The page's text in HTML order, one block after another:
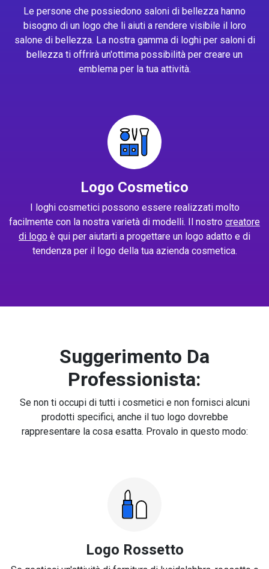
Le persone che possiedono saloni di bellezza hanno
bisogno di un logo che li aiuti a rendere visibile il loro
salone di bellezza. La nostra gamma di loghi per saloni di
bellezza ti offrirà un'ottima possibilità per creare un
emblema per la tua attività.
Logo Cosmetico
I loghi cosmetici possono essere realizzati molto
facilmente con la nostra varietà di modelli. Il nostro creatore
di logo è qui per aiutarti a progettare un logo adatto e di
tendenza per il logo della tua azienda cosmetica.
Suggerimento Da
Professionista:
Se non ti occupi di tutti i cosmetici e non fornisci alcuni
prodotti specifici, anche il tuo logo dovrebbe
rappresentare la cosa esatta. Provalo in questo modo:
Logo Rossetto